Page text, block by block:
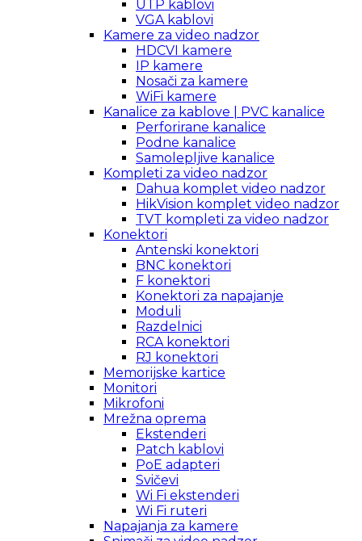
UTP kablovi
VGA kablovi
Kamere za video nadzor
HDCVI kamere
IP kamere
Nosači za kamere
WiFi kamere
Kanalice za kablove | PVC kanalice
Perforirane kanalice
Podne kanalice
Samolepljive kanalice
Kompleti za video nadzor
Dahua komplet video nadzor
HikVision komplet video nadzor
TVT kompleti za video nadzor
Konektori
Antenski konektori
BNC konektori
F konektori
Konektori za napajanje
Moduli
Razdelnici
RCA konektori
RJ konektori
Memorijske kartice
Monitori
Mikrofoni
Mrežna oprema
Ekstenderi
Patch kablovi
PoE adapteri
Svičevi
Wi Fi ekstenderi
Wi Fi ruteri
Napajanja za kamere